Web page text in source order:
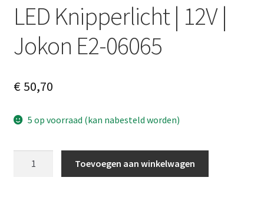
LED Knipperlicht | 12V |
Jokon E2-06065
€50,70
5 op voorraad (kan nabesteld worden)
Toevoegen aan winkelwagen